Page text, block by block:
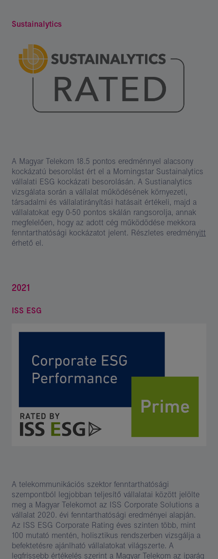
Sustainalytics
A Magyar Telekom 18.5 pontos eredménnyel alacsony
kockázatú besorolást ért el a Morningstar Sustainalytics
vállalati ESG kockázati besorolásán. A Sustianalytics
vizsgálata során a vállalat működésének környezeti,
társadalmi és vállalatirányítási hatásait értékeli, majd a
vállalatokat egy 0-50 pontos skálán rangsorolja, annak
megfelelően, hogy az adott cég működödése mekkora
fenntarthatósági kockázatot jelent. Részletes eredményitt
érhető el.
2021
ISS ESG
A telekommunikációs szektor fenntarthatósági
szempontból legjobban teljesítő vállalatai között jelölte
meg a Magyar Telekomot az ISS Corporate Solutions a
vállalat 2020. évi fenntarthatósági eredményei alapján.
Az ISS ESG Corporate Rating éves szinten több, mint
100 mutató mentén, holisztikus rendszerben vizsgálja a
befektetésre ajánlható vállalatokat világszerte. A
legfrissebb értékelés szerint a Magyar Telekom az iparág